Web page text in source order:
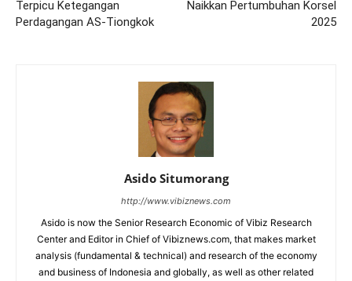
Terpicu Ketegangan
Perdagangan AS-Tiongkok
Naikkan Pertumbuhan Korsel
2025
Asido Situmorang
http://www.vibiznews.com
Asido is now the Senior Research Economic of Vibiz Research
Center and Editor in Chief of Vibiznews.com, that makes market
analysis (fundamental & technical) and research of the economy
and business of Indonesia and globally, as well as other related